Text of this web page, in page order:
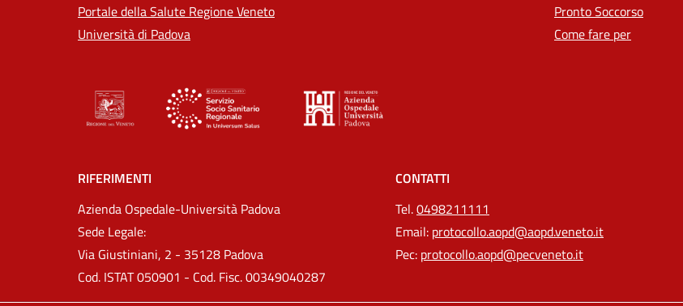
Portale della Salute Regione Veneto
Università di Padova
Pronto Soccorso
Come fare per
RIFERIMENTI
Azienda Ospedale-Università Padova
Sede Legale:
Via Giustiniani, 2 - 35128 Padova
Cod. ISTAT 050901 - Cod. Fisc. 00349040287
CONTATTI
Tel.0498211111
Email: protocollo.aopd@aopd.veneto.it
Pec: protocollo.aopd@pecveneto.it